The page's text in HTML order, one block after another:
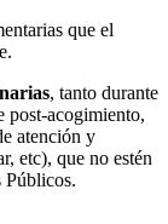
que el
, tanto durante
post-acogimiento,
atención y
etc), que no estén
Públicos.